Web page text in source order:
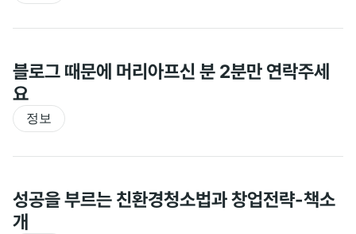
블로그 때문에 머리아프신 분 2분만 연락주세
요
정보
성공을 부르는 친환경청소법과 창업전략-책소
개